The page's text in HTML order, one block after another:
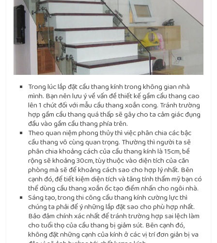
Trong lúc lắp đặt cầu thang kính trong không gian nhà
mình. Bạn nên lưu ý về vấn đề thiết kế gầm cầu thang cao
lên 1 chút đối với mẫu cầu thang xoắn cong. Tránh trường
hợp gầm cầu thang quá thấp sẽ gây cho ta cảm giác đụng
đầu vào gầm cầu thang phía trên.
Theo quan niệm phong thủy thì việc phân chia các bậc
cầu thang vô cùng quan trọng. Thường thì người ta sẽ
phân chia khoảng cách của cầu thang kính là 15cm, bề
rộng sẽ khoảng 30cm, tùy thuộc vào diện tích của căn
phòng mà sẽ để khoảng cách sao cho hợp lý nhất. Bên
cạnh đó, để tiết kiệm diện tích và tăng tính thẩm mỹ bạn có
thể dùng cầu thang xoắn ốc tạo điểm nhấn cho ngôi nhà.
Sáng tạo, trong thi công cầu thang kính cường lực thì
chúng ta phải để ý những lắp đặt sao cho phù hợp nhất.
Bảo đảm chính xác nhất để tránh trường hợp sai lệch làm
cho tuổi thọ của cầu thang bị giảm sút. Bên cạnh đó,
không đặt những cạnh của kính ở các vị trí đơn giản bị va